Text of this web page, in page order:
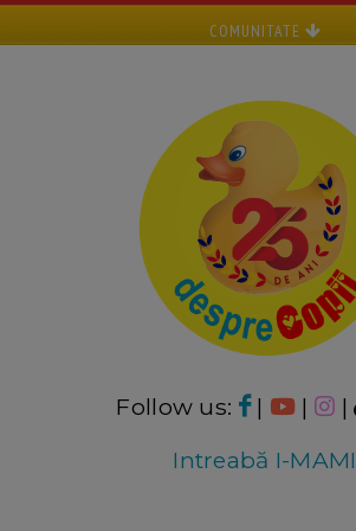
COMUNITATE
Follow us: | | |
Intreabă I-MAMI